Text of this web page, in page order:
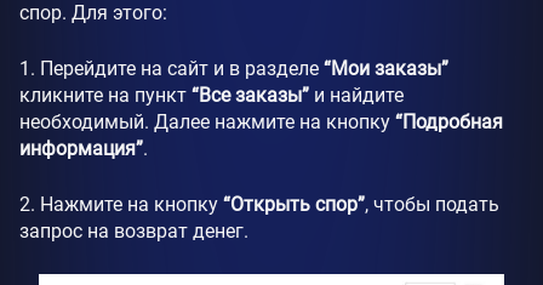
спор. Для этого:
1. Перейдите на сайт и в разделе “Мои заказы”
кликните на пункт “Все заказы” и найдите
необходимый. Далее нажмите на кнопку “Подробная
информация”.
2. Нажмите на кнопку “Открыть спор”, чтобы подать
запрос на возврат денег.